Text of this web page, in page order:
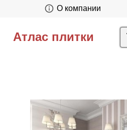
О компании
Атлас плитки